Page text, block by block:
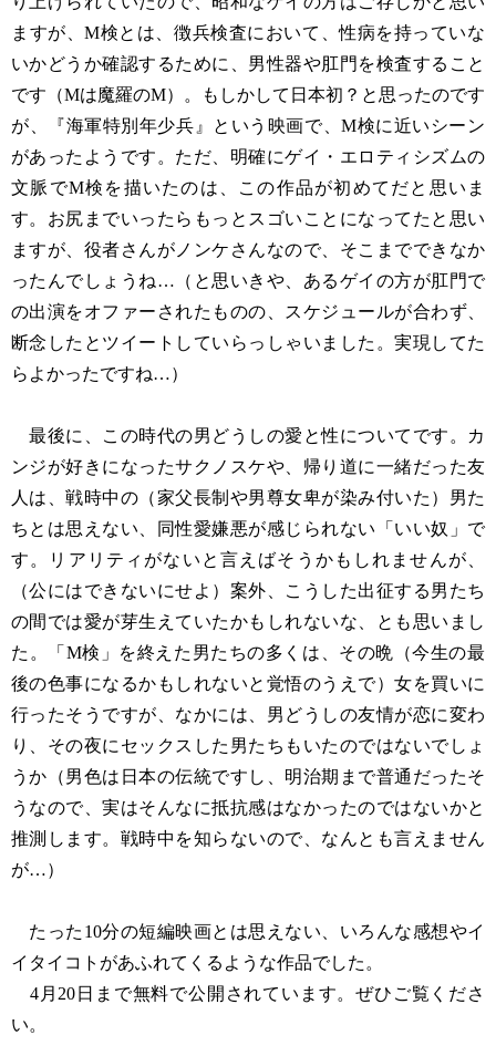
ますが、M検とは、徴兵検査において、性病を持っていな
いかどうか確認するために、男性器や肛門を検査すること
です（Mは魔羅のM）。もしかして日本初？と思ったのです
が、『海軍特別年少兵』という映画で、M検に近いシーン
があったようです。ただ、明確にゲイ・エロティシズムの
文脈でM検を描いたのは、この作品が初めてだと思いま
す。お尻までいったらもっとスゴいことになってたと思い
ますが、役者さんがノンケさんなので、そこまでできなか
ったんでしょうね…（と思いきや、あるゲイの方が肛門で
の出演をオファーされたものの、スケジュールが合わず、
断念したとツイートしていらっしゃいました。実現してた
らよかったですね…）
最後に、この時代の男どうしの愛と性についてです。カ
ンジが好きになったサクノスケや、帰り道に一緒だった友
人は、戦時中の（家父長制や男尊女卑が染み付いた）男た
ちとは思えない、同性愛嫌悪が感じられない「いい奴」で
す。リアリティがないと言えばそうかもしれませんが、
（公にはできないにせよ）案外、こうした出征する男たち
の間では愛が芽生えていたかもしれないな、とも思いまし
た。「M検」を終えた男たちの多くは、その晩（今生の最
後の色事になるかもしれないと覚悟のうえで）女を買いに
行ったそうですが、なかには、男どうしの友情が恋に変わ
り、その夜にセックスした男たちもいたのではないでしょ
うか（男色は日本の伝統ですし、明治期まで普通だったそ
うなので、実はそんなに抵抗感はなかったのではないかと
推測します。戦時中を知らないので、なんとも言えません
が…）
たった10分の短編映画とは思えない、いろんな感想やイ
イタイコトがあふれてくるような作品でした。
4月20日まで無料で公開されています。ぜひご覧くださ
い。